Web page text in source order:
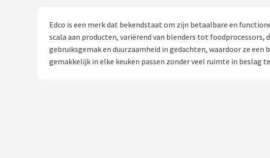
MasterChef
Edco is een merk dat bekendstaat om zijn betaalbare en
scala aan producten, variërend van blenders tot
gebruiksgemak en duurzaamheid in gedachten, waardoor ze
gemakkelijk in elke keuken passen zonder veel ruimte in beslag